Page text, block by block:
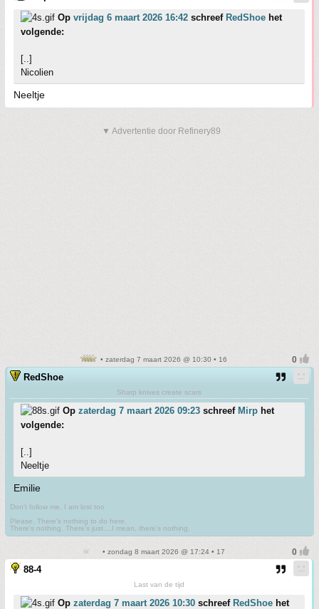
Op vrijdag 6 maart 2026 16:42 schreef RedShoe het
volgende:
[..]
Nicolien
Neeltje
▼ Advertentie door Refinery89
• zaterdag 7 maart 2026 @ 10:30 • 16
RedShoe
Sharp knives create scars
Op zaterdag 7 maart 2026 09:23 schreef Mirp het
volgende:
[..]
Neeltje
Emilie
Don't follow me. I am lost too
Please. There's nothing to do here.
There's nothing. There's just....I mean, there's nothing.
• zondag 8 maart 2026 @ 17:24 • 17
88-4
Last van de tijd
Op zaterdag 7 maart 2026 10:30 schreef RedShoe het